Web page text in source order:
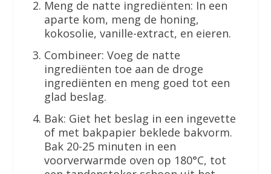
Meng de natte ingrediënten: In een
aparte kom, meng de honing,
kokosolie, vanille-extract, en eieren.
Combineer: Voeg de natte
ingrediënten toe aan de droge
ingrediënten en meng goed tot een
glad beslag.
Bak: Giet het beslag in een ingevette
of met bakpapier beklede bakvorm.
Bak 20-25 minuten in een
voorverwarmde oven op 180°C, tot